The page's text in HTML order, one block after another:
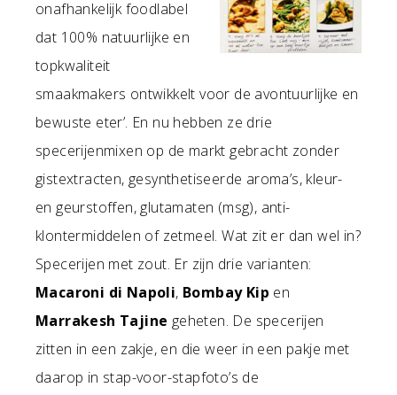
onafhankelijk foodlabel
dat 100% natuurlijke en
topkwaliteit
smaakmakers ontwikkelt voor de avontuurlijke en
bewuste eter’. En nu hebben ze drie
specerijenmixen op de markt gebracht zonder
gistextracten, gesynthetiseerde aroma’s, kleur-
en geurstoffen, glutamaten (msg), anti-
klontermiddelen of zetmeel. Wat zit er dan wel in?
Specerijen met zout. Er zijn drie varianten:
Macaroni di Napoli, Bombay Kip en
Marrakesh Tajine geheten. De specerijen
zitten in een zakje, en die weer in een pakje met
daarop in stap-voor-stapfoto’s de